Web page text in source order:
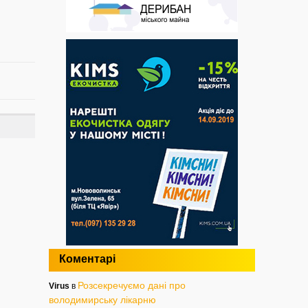
Коментарі
Virus в Розсекречуємо дані про
володимирську лікарню